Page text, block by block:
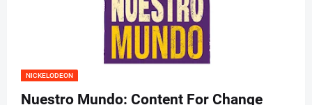
NICKELODEON
Nuestro Mundo: Content For Change